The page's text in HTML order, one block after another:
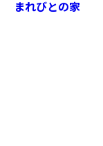
まれびとの家